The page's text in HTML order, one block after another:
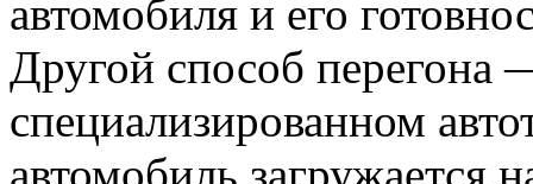
автомобиля и его
Другой способ перегона
специализированном
автомобиль загружается